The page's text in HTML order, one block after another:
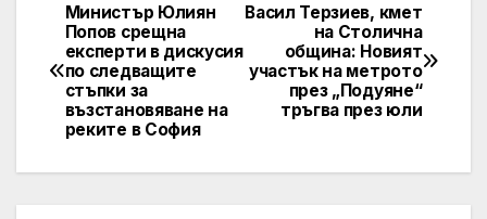
Post
navigation
Васил Терзиев, кмет
на Столична
община: Новият
участък на метрото
през „Подуяне“
тръгва през юли
Министър Юлиян
Попов срещна
експерти в дискусия
по следващите
стъпки за
възстановяване на
реките в София